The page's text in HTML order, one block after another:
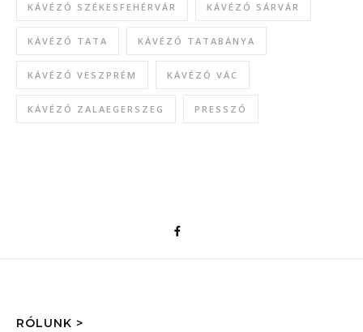
KÁVÉZÓ SZÉKESFEHÉRVÁR KÁVÉZÓ SÁRVÁR
KÁVÉZÓ TATA KÁVÉZÓ TATABÁNYA
KÁVÉZÓ VESZPRÉM KÁVÉZÓ VÁC
KÁVÉZÓ ZALAEGERSZEG PRESSZÓ
RÓLUNK >